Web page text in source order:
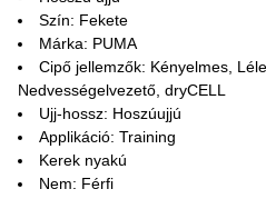
Szín: Fekete
Márka: PUMA
Cipő jellemzők: Kényelmes,
Nedvességelvezető, dryCELL
Ujj-hossz: Hoszúujjú
Applikáció: Training
Kerek nyakú
Nem: Férfi